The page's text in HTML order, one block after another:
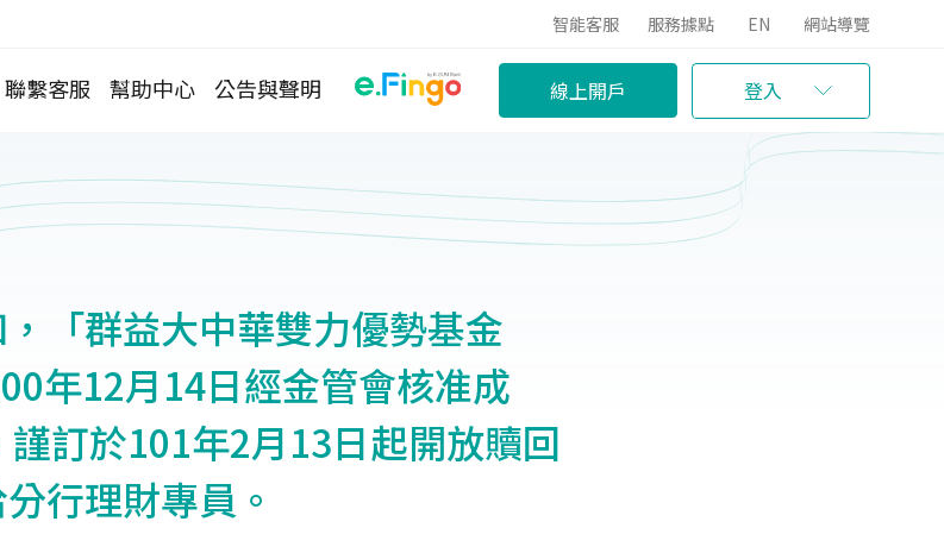
智能客服 服務據點 EN 網站導覽
聯繫客服 幫助中心 公告與聲明 線上開戶 登入
「群益大中華雙力優勢基金
年12月14日經金管會核准成
訂於101年2月13日起開放贖回
行理財專員。